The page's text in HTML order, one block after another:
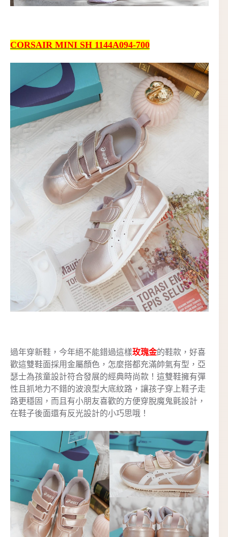
CORSAIR MINI SH 1144A094-700
過年穿新鞋，今年絕不能錯過這樣玫瑰金的鞋款，好喜
歡這雙鞋面採用金屬顏色，怎麼搭都充滿帥氣有型，亞
瑟士為孩童設計符合發展的經典時尚款！這雙鞋擁有彈
性且抓地力不錯的波浪型大底紋路，讓孩子穿上鞋子走
路更穩固，而且有小朋友喜歡的方便穿脫魔鬼氈設計，
在鞋子後面還有反光設計的小巧思哦！